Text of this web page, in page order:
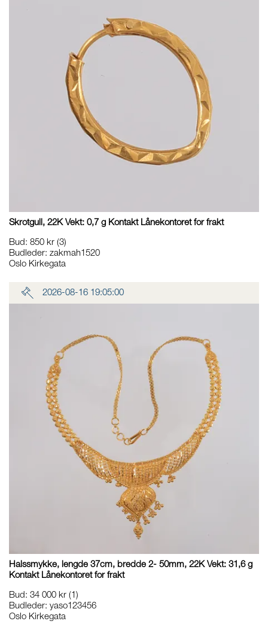
Skrotgull, 22K Vekt: 0,7 g Kontakt Lånekontoret for frakt
Bud: 850 kr (3)
Budleder: zakmah1520
Oslo Kirkegata
2026-08-16 19:05:00
Halssmykke, lengde 37cm, bredde 2- 50mm, 22K Vekt: 31,6 g
Kontakt Lånekontoret for frakt
Bud: 34 000 kr (1)
Budleder: yaso123456
Oslo Kirkegata